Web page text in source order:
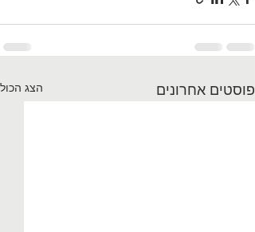
פוסטים אחרונים הצג הכול